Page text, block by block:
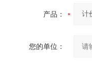
产品：
您的单位：